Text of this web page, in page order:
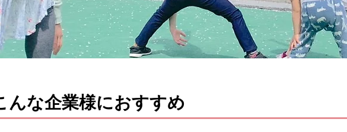
んな企業様におすすめ